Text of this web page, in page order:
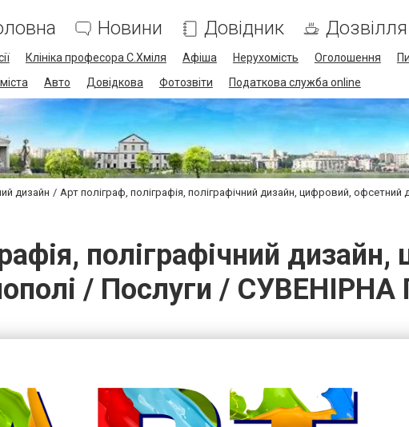
Новини Довідник Дозвілля
Клініка професора С.Хміля Афіша Нерухомість Оголошення
Авто Довідкова Фотозвіти Податкова служба online
дизайн Арт поліграф, поліграфія, поліграфічний дизайн, цифровий, офсетний
поліграфічний
/ Послуги /